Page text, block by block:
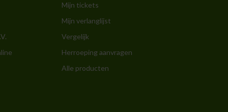
Mijn tickets
Mijn verlanglijst
Vergelijk
Herroeping aanvragen
Alle producten